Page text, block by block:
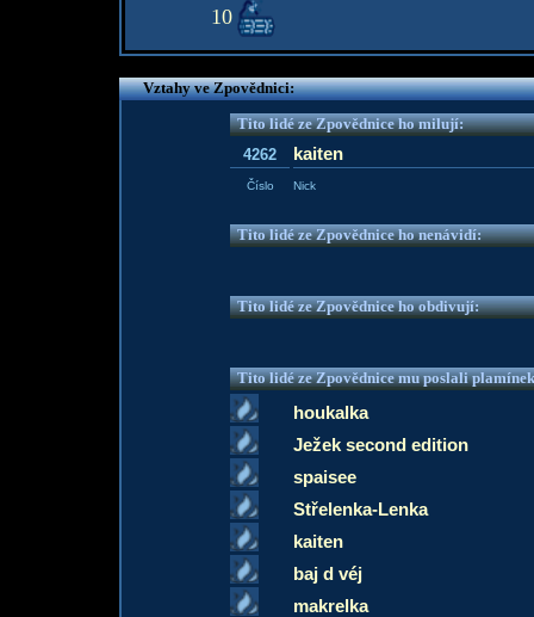
10
Vztahy ve Zpovědnici:
Tito lidé ze Zpovědnice ho milují:
4262
kaiten
Číslo Nick
Tito lidé ze Zpovědnice ho nenávidí:
Tito lidé ze Zpovědnice ho obdivují:
Tito lidé ze Zpovědnice mu poslali
houkalka
Ježek second edition
spaisee
Střelenka-Lenka
kaiten
baj d véj
makrelka